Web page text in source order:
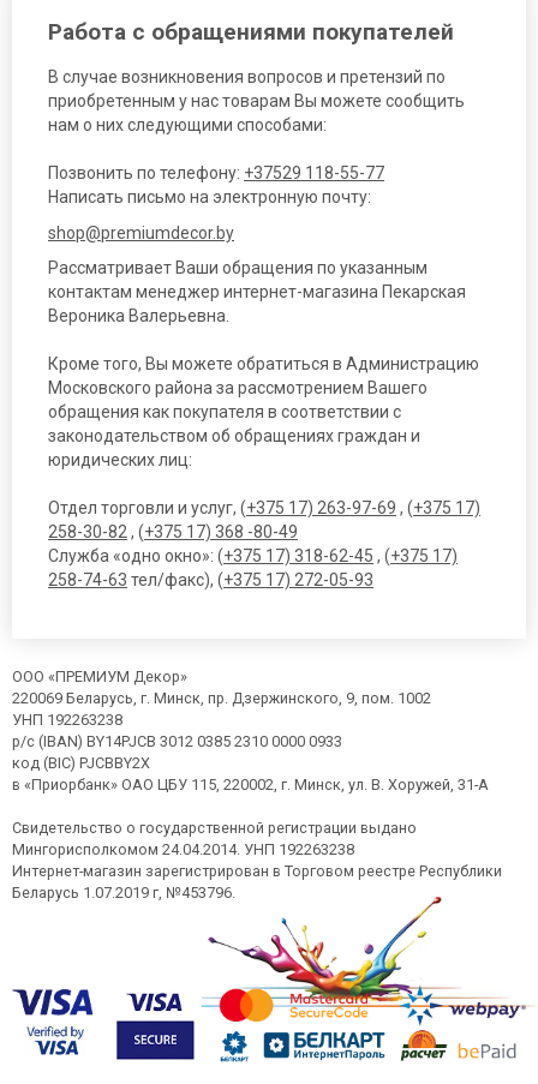
Работа с обращениями покупателей
В случае возникновения вопросов и претензий по
приобретенным у нас товарам Вы можете сообщить
нам о них следующими способами:
Позвонить по телефону: +37529 118-55-77
Написать письмо на электронную почту:
shop@premiumdecor.by
Рассматривает Ваши обращения по указанным
контактам менеджер интернет-магазина Пекарская
Вероника Валерьевна.
Кроме того, Вы можете обратиться в Администрацию
Московского района за рассмотрением Вашего
обращения как покупателя в соответствии с
законодательством об обращениях граждан и
юридических лиц:
Отдел торговли и услуг, (+375 17) 263-97-69 , (+375 17)
258-30-82, (+375 17) 368 -80-49
Служба «одно окно»: (+375 17) 318-62-45 , (+375 17)
258-74-63 тел/факс), (+375 17) 272-05-93
ООО «ПРЕМИУМ Декор»
220069 Беларусь, г. Минск, пр. Дзержинского, 9, пом. 1002
УНП 192263238
р/с (IBAN) BY14PJCB 3012 0385 2310 0000 0933
код (BIC) PJCBBY2X
в «Приорбанк» ОАО ЦБУ 115, 220002, г. Минск, ул. В. Хоружей, 31-А
Свидетельство о государственной регистрации выдано
Мингорисполкомом 24.04.2014. УНП 192263238
Интернет-магазин зарегистрирован в Торговом реестре Республики
Беларусь 1.07.2019 г, №453796.